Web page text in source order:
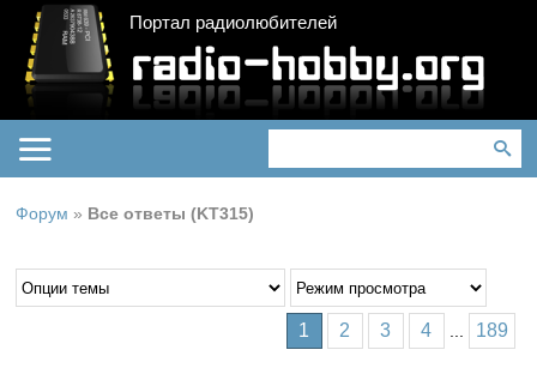
Портал радиолюбителей
Форум » Все ответы (KT315)
1 2 3 4 189